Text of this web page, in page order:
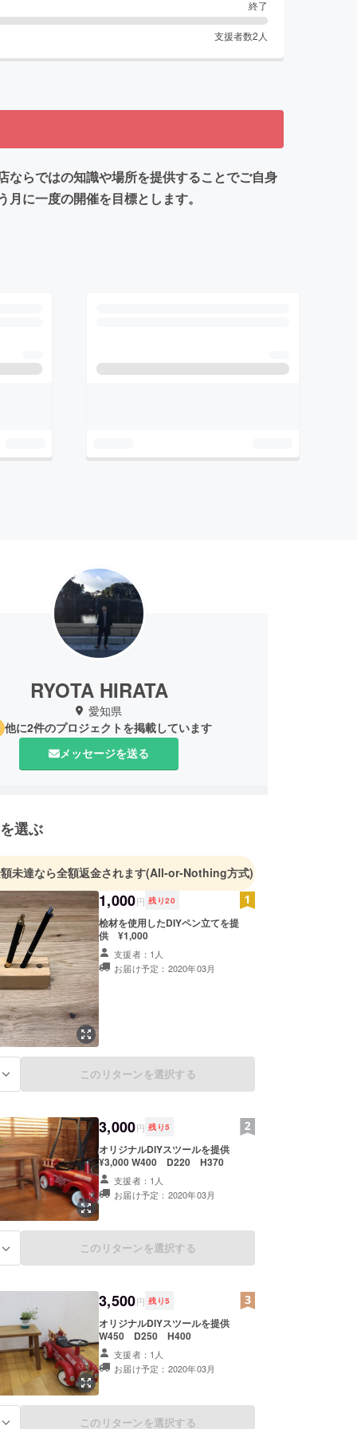
終了
支援者数2 人
ならではの知識や場所を提供することでご自身
に一度の開催を目標とします。
RYOTA HIRATA
愛知県
他に2件のプロジェクトを掲載しています
メッセージを送る
選ぶ
未達なら全額返金されます(All-or-Nothing方式)
1,000円 残り20
桧材を使用したDIYペン立てを提
供 ¥1,000
支援者：1人
お届け予定：2020年03月
このリターンを選択する
3,000円 残り5
オリジナルDIYスツールを提供
¥3,000 W400 D220 H370
支援者：1人
お届け予定：2020年03月
このリターンを選択する
3,500円 残り5
オリジナルDIYスツールを提供
W450 D250 H400
支援者：1人
お届け予定：2020年03月
このリターンを選択する